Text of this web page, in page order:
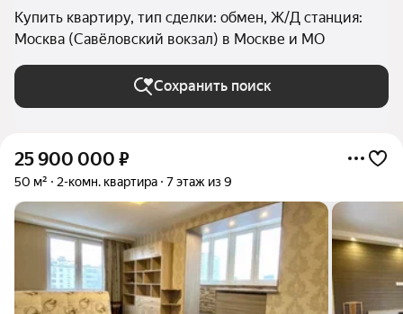
Купить квартиру, тип сделки: обмен, Ж/Д станция:
Москва (Савёловский вокзал) в Москве и МО
Сохранить поиск
25 900 000 ₽
50 м² 2-комн. квартира 7 этаж из 9